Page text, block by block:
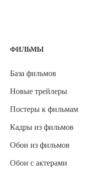
ФИЛЬМЫ
База фильмов
Новые трейлеры
Постеры к фильмам
Кадры из фильмов
Обои из фильмов
Обои с актерами